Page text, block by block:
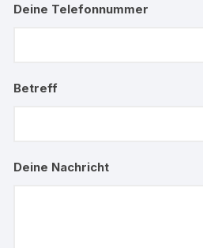
Deine Telefonnummer
Betreff
Deine Nachricht